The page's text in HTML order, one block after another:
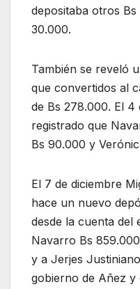
depositaba otros
30.000.
También se reveló
que convertidos al
de Bs 278.000. El 4
registrado que
Bs 90.000 y
El 7 de diciembre
hace un nuevo
desde la cuenta del
Navarro Bs
y a Jerjes
gobierno de Añez y